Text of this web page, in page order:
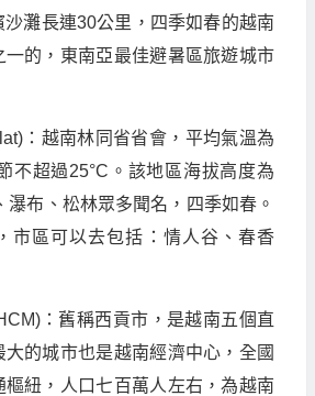
沙灘長連30公里，四季如春的越南
一的，東南亞最佳避暑區旅遊城市
：越南林同省省會，平均氣溫為
不超過25°C。該地區海拔高度為
瀑布、松林眾多聞名，四季如春。
市區可以去包括：情人谷、春香
：舊稱西貢市，是越南五個直
的城市也是越南經濟中心，全國
樞紐，人口七百萬人左右，為越南